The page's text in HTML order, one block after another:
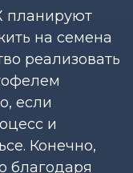
планируют
на семена
реализовать
если
и
Конечно,
благодаря